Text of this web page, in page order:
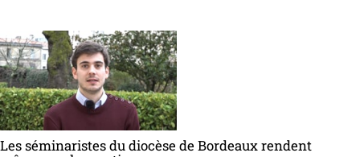
Les séminaristes du diocèse de Bordeaux rendent